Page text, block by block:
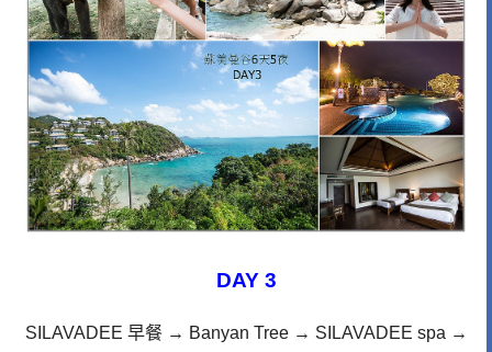
DAY 3
SILAVADEE 早餐 → Banyan Tree → SILAVADEE spa →